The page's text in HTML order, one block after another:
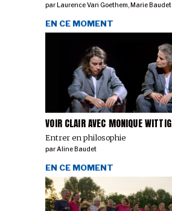
parLaurence Van Goethem ,Marie Baudet
VOIR CLAIR AVEC MONIQUE WITTIG
Entrer en philosophie
EN CE MOMENT
parAline Baudet
EN CE MOMENT